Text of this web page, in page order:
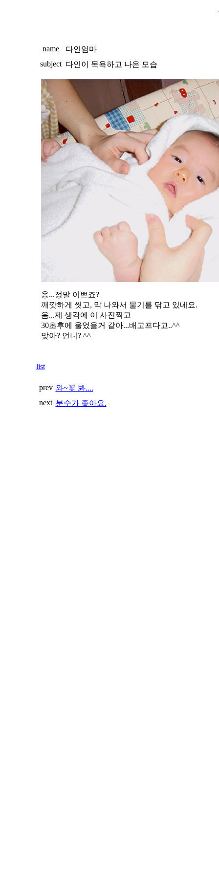
name
다인엄마
subject 다인이 목욕하고 나온 모습
옹...정말 이쁘죠?
깨깟하게 씻고, 막 나와서 물기를 닦고 있네요.
음...제 생각에 이 사진찍고
30초후에 울었을거 같아...배고프다고..^^
맞아? 언니? ^^
list
prev 와~꽃 봐....
next 분수가 좋아요.